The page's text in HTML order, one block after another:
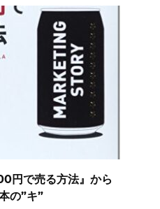
円で売る方法』から
の”キ”